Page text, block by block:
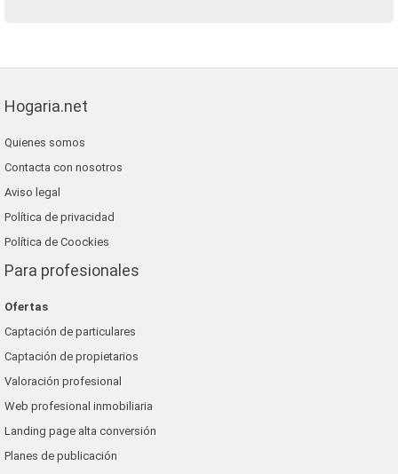
Hogaria.net
Quienes somos
Contacta con nosotros
Aviso legal
Política de privacidad
Política de Coockies
Para profesionales
Ofertas
Captación de particulares
Captación de propietarios
Valoración profesional
Web profesional inmobiliaria
Landing page alta conversión
Planes de publicación